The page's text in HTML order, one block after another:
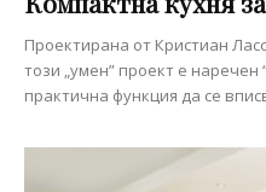
Проектирана от Кристиан
този „умен” проект е наречен
практична функция да се